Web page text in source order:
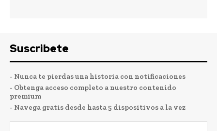
Suscribete
- Nunca te pierdas una historia con notificaciones
- Obtenga acceso completo a nuestro contenido
premium
- Navega gratis desde hasta 5 dispositivos a la vez